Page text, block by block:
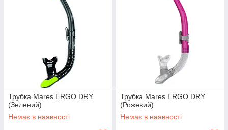
Трубка Mares ERGO DRY
(Зелений)
Немає в наявності
Трубка Mares ERGO DRY
(Рожевий)
Немає в наявності